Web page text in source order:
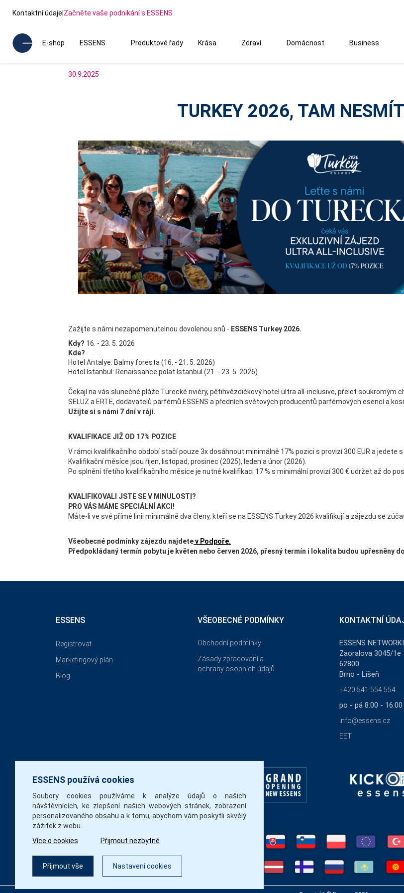
Kontaktní údaje|Začněte vaše podnikání s ESSENS
E-shop ESSENS Produktové řady Krása Zdraví Domácnost Business
30.9.2025
TURKEY 2026, TAM
Zažijte s námi nezapomenutelnou dovolenou snů - ESSENS Turkey 2026.
Kdy? 16. - 23. 5. 2026
Kde?
Hotel Antalye: Balmy foresta (16. - 21. 5. 2026)
Hotel Istanbul: Renaissance polat Istanbul (21. - 23. 5. 2026)
Čekají na vás slunečné pláže Turecké riviéry, pětihvězdičkový hotel ultra all-inclusive, přelet
SELUZ a ERTE, dodavatelů parfémů ESSENS a předních světových producentů parfémových esencí a
Užijte si s námi 7 dní v ráji.
KVALIFIKACE JIŽ OD 17% POZICE
V rámci kvalifikačního období stačí pouze 3x dosáhnout minimálně 17% pozici s provizí 300 EUR a jedete s
Kvalifikační měsíce jsou říjen, listopad, prosinec (2025), leden a únor (2026).
Po splnění třetího kvalifikačního měsíce je nutné kvalifikaci 17 % s minimální provizí 300 € udržet až do
KVALIFIKOVALI JSTE SE V MINULOSTI?
PRO VÁS MÁME SPECIÁLNÍ AKCI!
Máte-li ve své přímé linii minimálně dva členy, kteří se na ESSENS Turkey 2026 kvalifikují a zájezdu se
Všeobecné podmínky zájezdu najdetev Podpoře.
Předpokládaný termín pobytu je květen nebo červen 2026, přesný termín i lokalita budou upřesněny
ESSENS používá cookies
Soubory cookies používáme k analýze údajů o našich
návštěvnících, ke zlepšení našich webových stránek, zobrazení
personalizovaného obsahu a k tomu, abychom vám poskytli skvělý
zážitek z webu.
Více o cookies
Přijmout nezbytné
Přijmout vše Nastavení cookies
ESSENS
Registrovat
Marketingový plán
Blog
VŠEOBECNÉ PODMÍNKY
Obchodní podmínky
Zásady zpracování a
ochrany osobních údajů
KONTAKTNÍ
ESSENS
Zaoralova 3045/1e
62800
Brno - Líšeň
+420 541 554 554
po - pá 8:00 - 16:00
info@essens.cz
EET